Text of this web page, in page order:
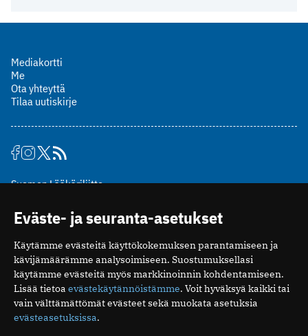
Mediakortti
Me
Ota yhteyttä
Tilaa uutiskirje
Suomen Lääkäriliitto
00510 Helsinki
puh. (09) 393 091
toimitus@potilaanlaakarilehti.fi
ISSN 2323-9476
Eväste- ja seuranta-asetukset
Käytämme evästeitä käyttökokemuksen parantamiseen ja
kävijämäärämme analysoimiseen. Suostumuksellasi
käytämme evästeitä myös markkinoinnin kohdentamiseen.
Lisää tietoa evästekäytännöistämme. Voit hyväksyä kaikki tai
vain välttämättömät evästeet sekä muokata asetuksia
evästeasetuksissa.